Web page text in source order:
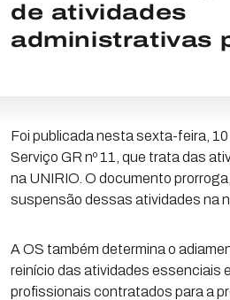
de atividades
administrativas
Foi publicada nesta sexta-feira, 10
Serviço GR nº 11, que trata das
na UNIRIO. O documento
suspensão dessas atividades na
A OS também determina o
reinício das atividades essenciais
profissionais contratados para a